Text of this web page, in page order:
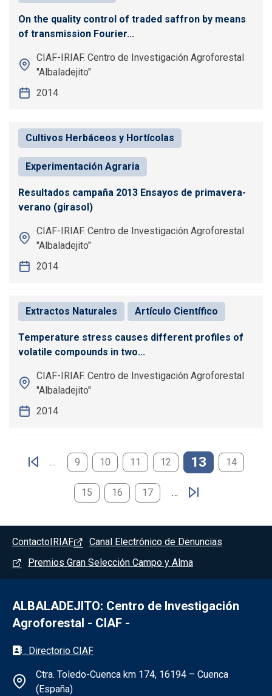
On the quality control of traded saffron by means
of transmission Fourier...
CIAF-IRIAF. Centro de Investigación Agroforestal
"Albaladejito"
2014
Cultivos Herbáceos y Hortícolas
Experimentación Agraria
Resultados campaña 2013 Ensayos de primavera-
verano (girasol)
CIAF-IRIAF. Centro de Investigación Agroforestal
"Albaladejito"
2014
Extractos Naturales Artículo Científico
Temperature stress causes different profiles of
volatile compounds in two...
CIAF-IRIAF. Centro de Investigación Agroforestal
"Albaladejito"
2014
… 9 10 11 12 13 14
15 16 17 …
Pie de pagina - Albaladejito
Contacto IRIAF
Canal Electrónico de Denuncias
Premios Gran Selección Campo y Alma
ALBALADEJITO: Centro de Investigación
Agroforestal - CIAF -
Información de la institución -
. Directorio CIAF
Ctra. Toledo-Cuenca km 174, 16194 – Cuenca
(España)